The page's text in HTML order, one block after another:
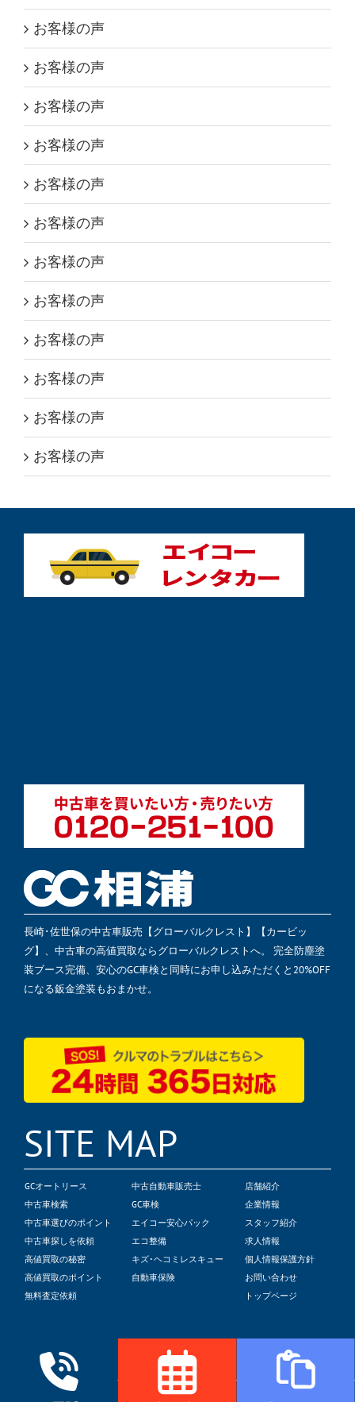
お客様の声
お客様の声
お客様の声
お客様の声
お客様の声
お客様の声
お客様の声
お客様の声
お客様の声
お客様の声
お客様の声
お客様の声
長崎･佐世保の中古車販売【グローバルクレスト】【カービッ
グ】、中古車の高値買取ならグローバルクレストへ。 完全防塵塗
装ブース完備、安心のGC車検と同時にお申し込みただくと20%OFF
になる鈑金塗装もおまかせ。
SITE MAP
GCオートリース
中古車検索
中古車選びのポイント
中古車探しを依頼
高値買取の秘密
高値買取のポイント
無料査定依頼
中古自動車販売士
GC車検
エイコー安心パック
エコ整備
キズ･ヘコミレスキュー
自動車保険
店舗紹介
企業情報
スタッフ紹介
求人情報
個人情報保護方針
お問い合わせ
トップページ